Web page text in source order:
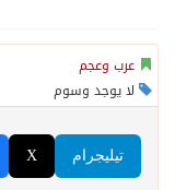
عرب وعجم
لا يوجد وسوم
X تيليجرام